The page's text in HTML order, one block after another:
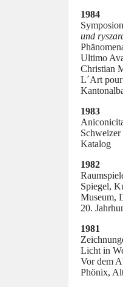
1984
Symposion
und
Ultimo
Christian
L´Art
1983
Katalog
1982
Spiegel,
Museum,
20.
1981
Licht in
Vor dem
Phönix,